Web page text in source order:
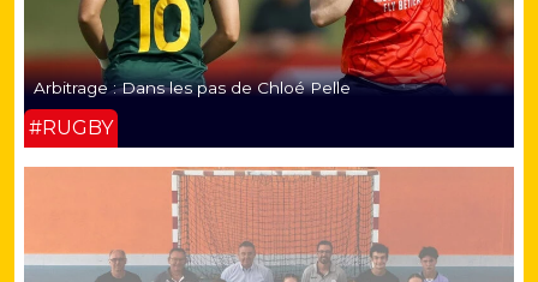
Arbitrage : Dans les pas de Chloé Pelle
#RUGBY